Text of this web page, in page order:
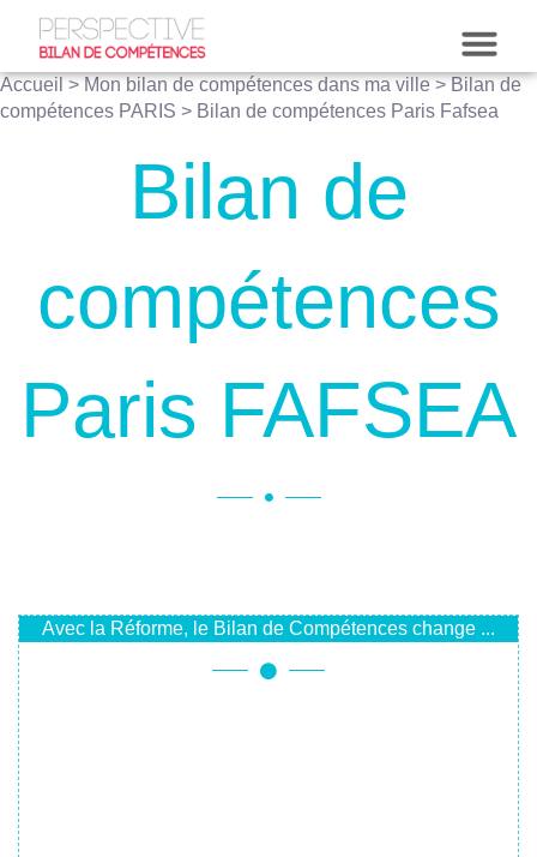
Accueil>Mon bilan de compétences dans ma ville>Bilan de
compétences PARIS > Bilan de compétences Paris Fafsea
Bilan de
compétences
Paris FAFSEA
Avec la Réforme, le Bilan de Compétences change ...